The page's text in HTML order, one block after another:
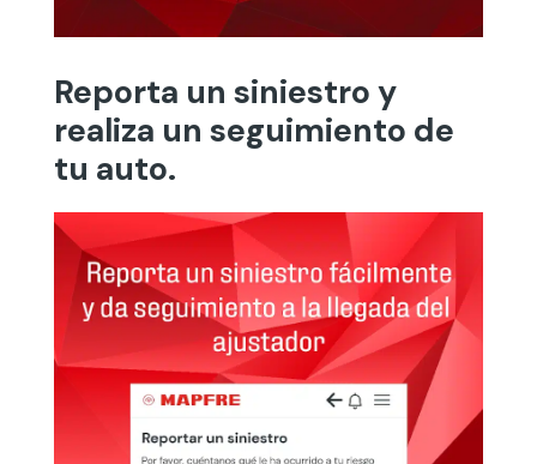
Reporta un siniestro y
realiza un seguimiento de
tu auto.